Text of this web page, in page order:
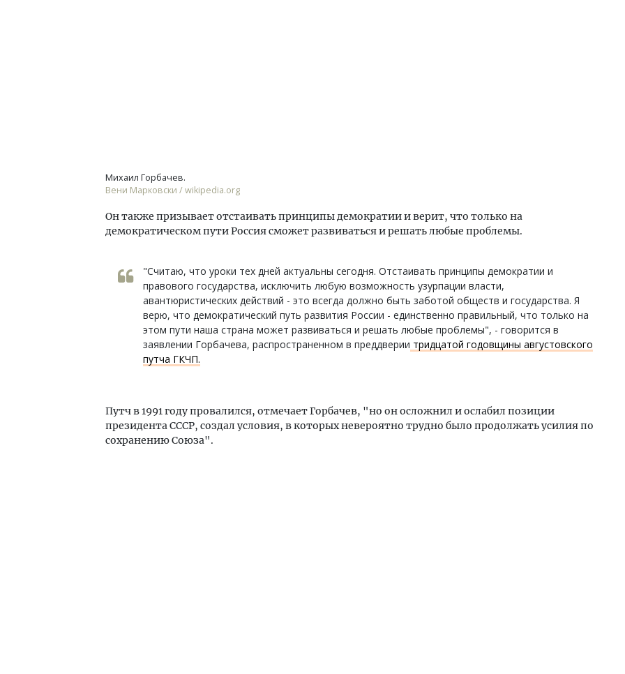
Михаил Горбачев.
Вени Марковски / wikipedia.org
Он также призывает отстаивать принципы демократии и верит, что только на
демократическом пути Россия сможет развиваться и решать любые проблемы.
"Считаю, что уроки тех дней актуальны сегодня. Отстаивать принципы демократии и
правового государства, исключить любую возможность узурпации власти,
авантюристических действий - это всегда должно быть заботой обществ и государства. Я
верю, что демократический путь развития России - единственно правильный, что только на
этом пути наша страна может развиваться и решать любые проблемы", - говорится в
заявлении Горбачева, распространенном в преддверии тридцатой годовщины августовского
путча ГКЧП.
Путч в 1991 году провалился, отмечает Горбачев, "но он осложнил и ослабил позиции
президента СССР, создал условия, в которых невероятно трудно было продолжать усилия по
сохранению Союза".